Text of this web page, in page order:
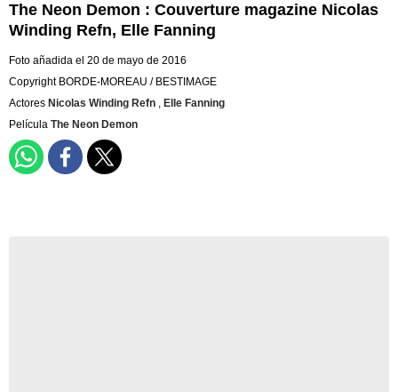
The Neon Demon : Couverture magazine Nicolas
Winding Refn, Elle Fanning
Foto añadida el 20 de mayo de 2016
Copyright BORDE-MOREAU / BESTIMAGE
Actores Nicolas Winding Refn , Elle Fanning
Película The Neon Demon